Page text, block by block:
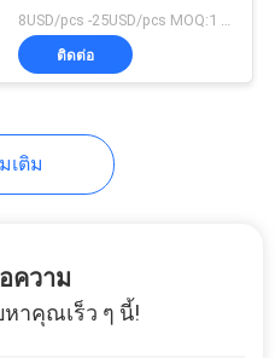
สร้าง บริษัท
8USD/pcs -25USD/pcs MOQ:1 ชิ้น
ติดต่อ
เติม
ความ
หาคุณเร็ว ๆ นี้!